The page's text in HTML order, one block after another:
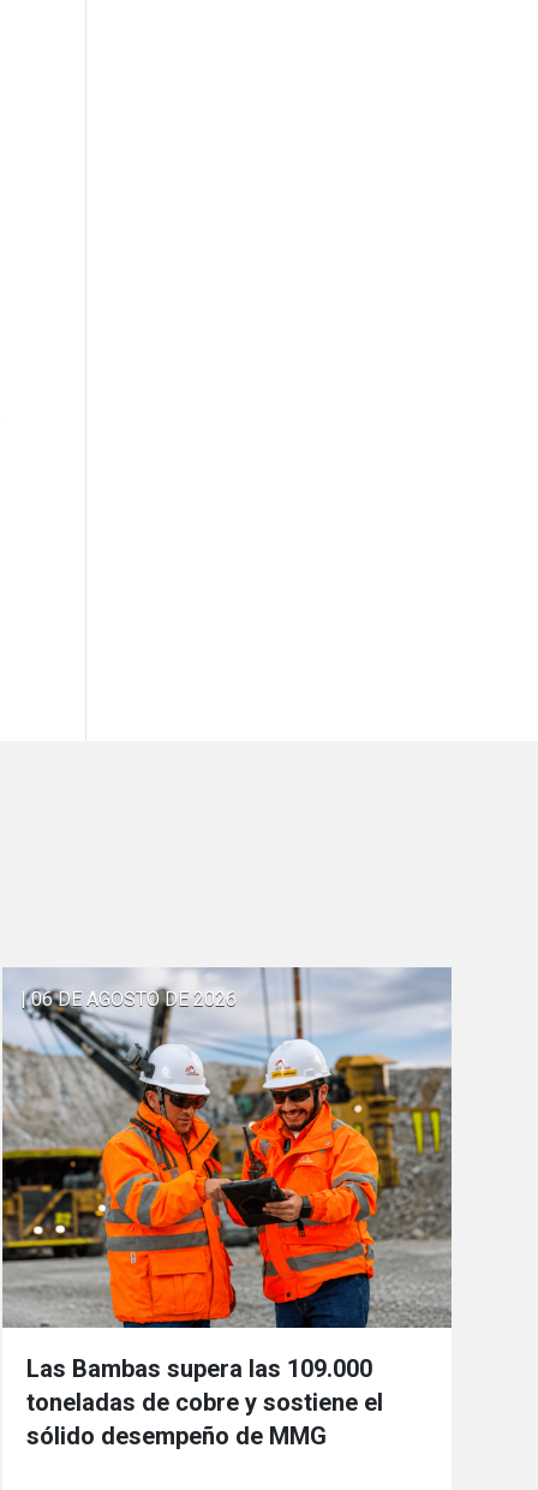
| 06 DE AGOSTO DE 2026
Las Bambas supera las 109.000
toneladas de cobre y sostiene el
sólido desempeño de MMG